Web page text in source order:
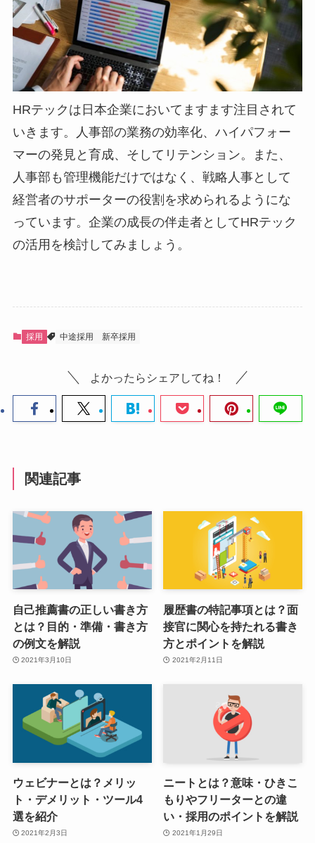
HRテックは日本企業においてますます注目されて
いきます。人事部の業務の効率化、ハイパフォー
マーの発見と育成、そしてリテンション。また、
人事部も管理機能だけではなく、戦略人事として
経営者のサポーターの役割を求められるようにな
っています。企業の成長の伴走者としてHRテック
の活用を検討してみましょう。
採用 中途採用 新卒採用
よかったらシェアしてね！
関連記事
自己推薦書の正しい書き方
とは？目的・準備・書き方
の例文を解説
2021年3月10日
履歴書の特記事項とは？面
接官に関心を持たれる書き
方とポイントを解説
2021年2月11日
ウェビナーとは？メリッ
ト・デメリット・ツール4
選を紹介
2021年2月3日
ニートとは？意味・ひきこ
もりやフリーターとの違
い・採用のポイントを解説
2021年1月29日